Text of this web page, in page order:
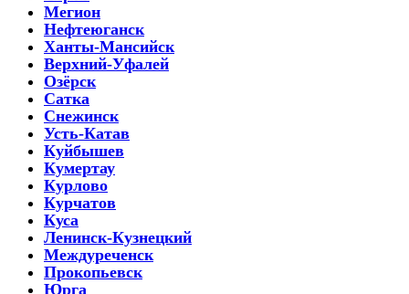
Мегион
Нефтеюганск
Ханты-Мансийск
Верхний-Уфалей
Озёрск
Сатка
Снежинск
Усть-Катав
Куйбышев
Кумертау
Курлово
Курчатов
Куса
Ленинск-Кузнецкий
Междуреченск
Прокопьевск
Юрга